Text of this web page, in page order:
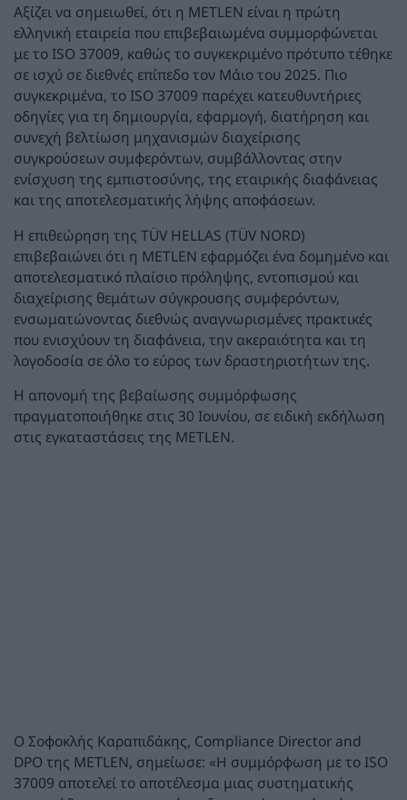
Αξίζει να σημειωθεί, ότι η METLEN είναι η πρώτη
ελληνική εταιρεία που επιβεβαιωμένα συμμορφώνεται
με το ISO 37009, καθώς το συγκεκριμένο πρότυπο τέθηκε
σε ισχύ σε διεθνές επίπεδο τον Μάιο του 2025. Πιο
συγκεκριμένα, το ISO 37009 παρέχει κατευθυντήριες
οδηγίες για τη δημιουργία, εφαρμογή, διατήρηση και
συνεχή βελτίωση μηχανισμών διαχείρισης
συγκρούσεων συμφερόντων, συμβάλλοντας στην
ενίσχυση της εμπιστοσύνης, της εταιρικής διαφάνειας
και της αποτελεσματικής λήψης αποφάσεων.
Η επιθεώρηση της TÜV HELLAS (TÜV NORD)
επιβεβαιώνει ότι η METLEN εφαρμόζει ένα δομημένο και
αποτελεσματικό πλαίσιο πρόληψης, εντοπισμού και
διαχείρισης θεμάτων σύγκρουσης συμφερόντων,
ενσωματώνοντας διεθνώς αναγνωρισμένες πρακτικές
που ενισχύουν τη διαφάνεια, την ακεραιότητα και τη
λογοδοσία σε όλο το εύρος των δραστηριοτήτων της.
Η απονομή της βεβαίωσης συμμόρφωσης
πραγματοποιήθηκε στις 30 Ιουνίου, σε ειδική εκδήλωση
στις εγκαταστάσεις της METLEN.
Ο Σοφοκλής Καραπιδάκης, Compliance Director and
DPO της METLEN, σημείωσε: «Η συμμόρφωση με το ISO
37009 αποτελεί το αποτέλεσμα μιας συστηματικής